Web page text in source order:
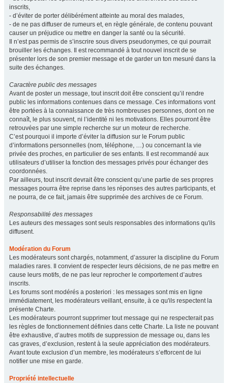
inscrits,
- d’éviter de porter délibérément atteinte au moral des malades,
- de ne pas diffuser de rumeurs et, en règle générale, de contenu pouvant
causer un préjudice ou mettre en danger la santé ou la sécurité.
Il n’est pas permis de s’inscrire sous divers pseudonymes, ce qui pourrait
brouiller les échanges. Il est recommandé à tout nouvel inscrit de se
présenter lors de son premier message et de garder un ton mesuré dans la
suite des échanges.
Caractère public des messages
Avant de poster un message, tout inscrit doit être conscient qu’il rendre
public les informations contenues dans ce message. Ces informations vont
être portées à la connaissance de très nombreuses personnes, dont on ne
connaît, le plus souvent, ni l’identité ni les motivations. Elles pourront être
retrouvées par une simple recherche sur un moteur de recherche.
C’est pourquoi il importe d’éviter la diffusion sur le Forum public
d’informations personnelles (nom, téléphone, …) ou concernant la vie
privée des proches, en particulier de ses enfants. Il est recommandé aux
utilisateurs d’utiliser la fonction des messages privés pour échanger des
coordonnées.
Par ailleurs, tout inscrit devrait être conscient qu’une partie de ses propres
messages pourra être reprise dans les réponses des autres participants, et
ne pourra, de ce fait, jamais être supprimée des archives de ce Forum.
Responsabilité des messages
Les auteurs des messages sont seuls responsables des informations qu'ils
diffusent.
Modération du Forum
Les modérateurs sont chargés, notamment, d’assurer la discipline du Forum
maladies rares. Il convient de respecter leurs décisions, de ne pas mettre en
cause leurs motifs, de ne pas leur reprocher le comportement d’autres
inscrits.
Les forums sont modérés a posteriori : les messages sont mis en ligne
immédiatement, les modérateurs veillant, ensuite, à ce qu'ils respectent la
présente Charte.
Les modérateurs pourront supprimer tout message qui ne respecterait pas
les règles de fonctionnement définies dans cette Charte. La liste ne pouvant
être exhaustive, d’autres motifs de suppression de message ou, dans les
cas graves, d’exclusion, restent à la seule appréciation des modérateurs.
Avant toute exclusion d’un membre, les modérateurs s’efforcent de lui
notifier une mise en garde.
Propriété intellectuelle